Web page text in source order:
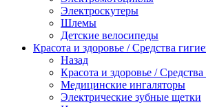
Электроскутеры
Шлемы
Детские велосипеды
Красота и здоровье / Средства
Назад
Красота и здоровье /
Медицинские ингаляторы
Электрические зубные щетки